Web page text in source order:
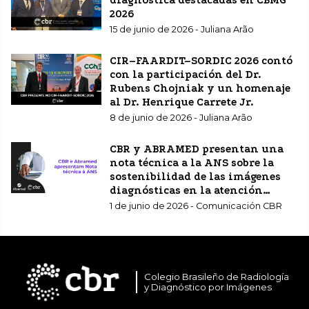
2026
15 de junio de 2026 - Juliana Arão
CIR–FAARDIT–SORDIC 2026 contó
con la participación del Dr.
Rubens Chojniak y un homenaje
al Dr. Henrique Carrete Jr.
8 de junio de 2026 - Juliana Arão
CBR y ABRAMED presentan una
nota técnica a la ANS sobre la
sostenibilidad de las imágenes
diagnósticas en la atención
sanitaria complementaria.
1 de junio de 2026 - Comunicación CBR
Colegio Brasileño de Radiología
y Diagnóstico por Imágenes